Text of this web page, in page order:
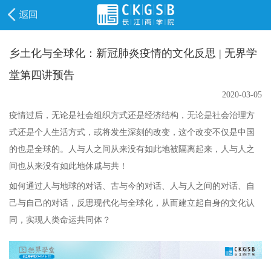
乡土化与全球化：新冠肺炎疫情的文化反思 | 无界学
堂第四讲预告
2020-03-05
疫情过后，无论是社会组织方式还是经济结构，无论是社会治理方
式还是个人生活方式，或将发生深刻的改变，这个改变不仅是中国
的也是全球的。人与人之间从来没有如此地被隔离起来，人与人之
间也从来没有如此地休戚与共！
如何通过人与地球的对话、古与今的对话、人与人之间的对话、自
己与自己的对话，反思现代化与全球化，从而建立起自身的文化认
同，实现人类命运共同体？